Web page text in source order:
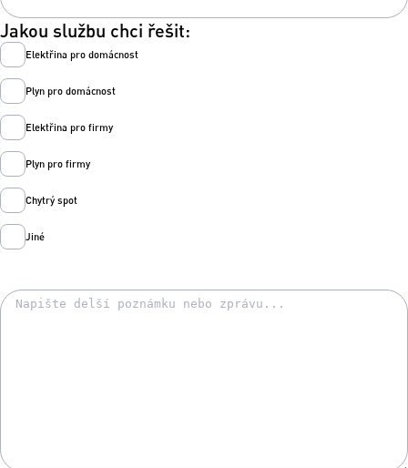
Jakou službu chci řešit:
Elektřina pro domácnost
Plyn pro domácnost
Elektřina pro firmy
Plyn pro firmy
Chytrý spot
Jiné